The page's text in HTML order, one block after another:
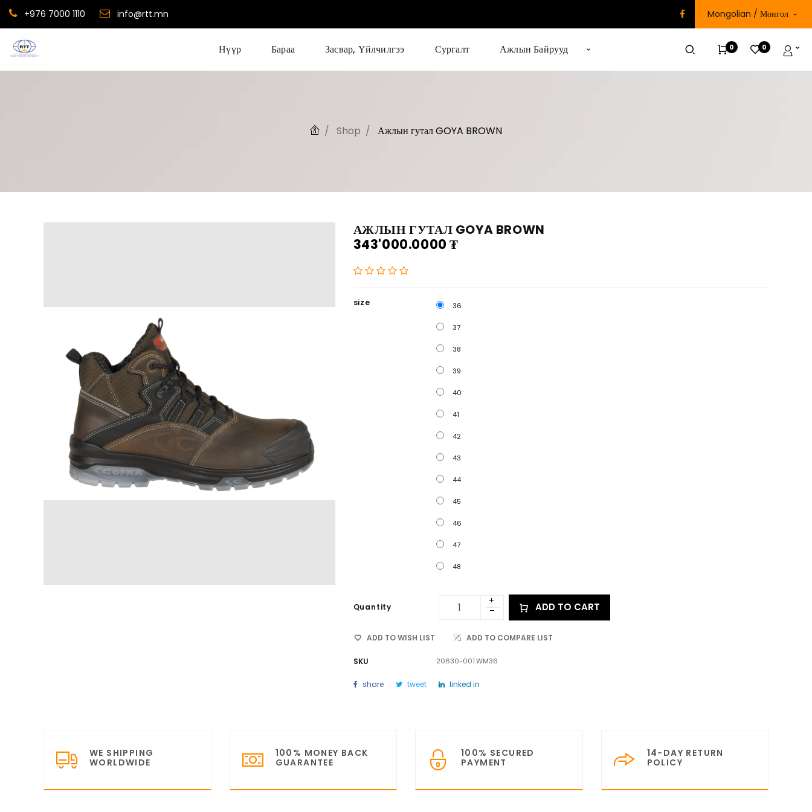
+976 7000 1110 info@rtt.mn Mongolian / Монгол
Нүүр Бараа Засвар, Үйлчилгээ Сургалт Ажлын Байрууд 0 0
Shop Ажлын гутал GOYA BROWN
АЖЛЫН ГУТАЛ GOYA BROWN
343'000.0000 ₮
size 36
37
38
39
40
41
42
43
44
45
46
47
48
Quantity ADD TO CART
ADD TO WISH LIST ADD TO COMPARE LIST
SKU 20630-001.WM36
share tweet linked in
WE SHIPPING
WORLDWIDE
100% MONEY BACK
GUARANTEE
100% SECURED
PAYMENT
14-DAY RETURN
POLICY